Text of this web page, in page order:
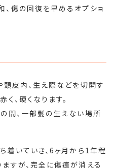
傷の回復を早めるオプショ
頭皮内、生え際などを切開す
、硬くなります。
間、一部髪の生えない場所
着いていき、6ヶ月から1年程
すが、完全に傷痕が消える